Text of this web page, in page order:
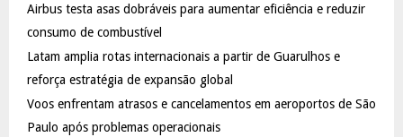
r
:
R
Airbus testa asas dobráveis para aumentar eficiência e reduzir
consumo de combustível
Latam amplia rotas internacionais a partir de Guarulhos e
reforça estratégia de expansão global
Voos enfrentam atrasos e cancelamentos em aeroportos de São
Paulo após problemas operacionais